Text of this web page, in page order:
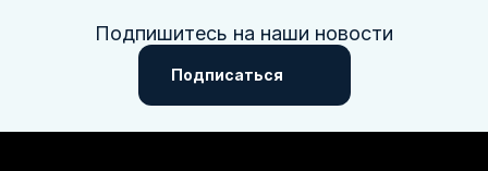
Подпишитесь на наши новости
Подписаться